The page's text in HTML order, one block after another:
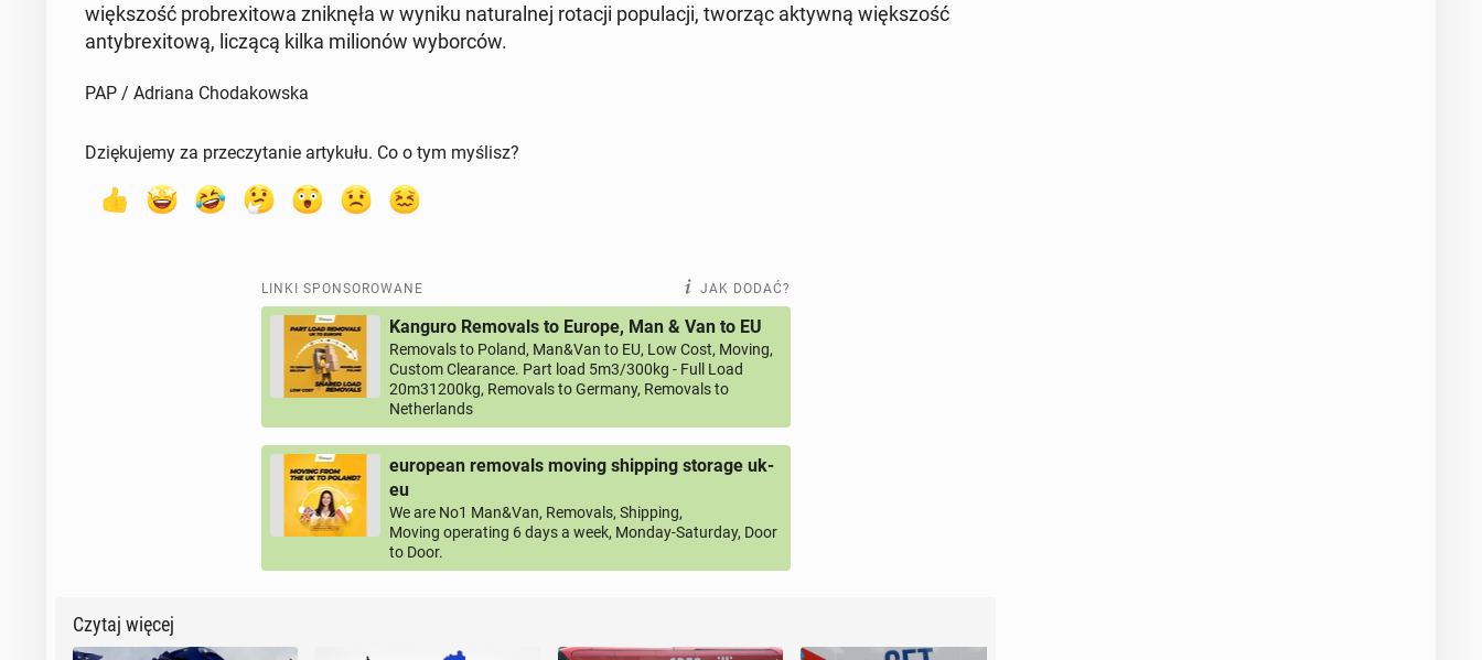
więk­szość pro­bre­xi­to­wa znik­nę­ła w wyniku na­tu­ral­nej rotacji po­pu­la­cji, tworząc aktywną więk­szość
an­ty­bre­xi­to­wą, liczącą kilka mi­lio­nów wy­bor­ców.
PAP / Adriana Chodakowska
Dziękujemy za przeczytanie artykułu. Co o tym myślisz?
LINKI SPONSOROWANE JAK DODAĆ?
Kanguro Removals to Europe, Man & Van to EU
Removals to Poland, Man&Van to EU, Low Cost, Moving,
Custom Clearance. Part load 5m3/300kg - Full Load
20m31200kg, Removals to Germany, Removals to
Netherlands
european removals moving shipping storage uk-
eu
We are No1 Man&Van, Removals, Shipping,
Moving operating 6 days a week, Monday-Saturday, Door
to Door.
Czytaj więcej